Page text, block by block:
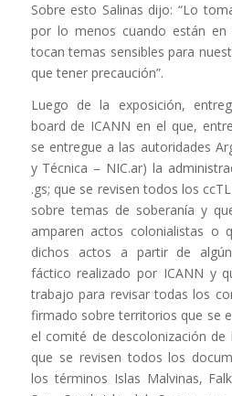
Sobre esto Salinas dijo: “Lo
por lo menos cuando están en
tocan temas sensibles para
que tener precaución”.
Luego de la exposición,
board de ICANN en el que,
se entregue a las autoridades
y Técnica – NIC.ar) la
.gs; que se revisen todos los
sobre temas de soberanía y
amparen actos colonialistas o
dichos actos a partir de
fáctico realizado por ICANN y
trabajo para revisar todas los
firmado sobre territorios que se
el comité de descolonización de
que se revisen todos los
los términos Islas Malvinas,